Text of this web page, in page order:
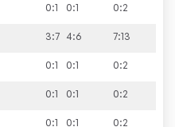
0:1 0:1 0:2
3:7 4:6 7:13
0:1 0:1 0:2
0:1 0:1 0:2
0:1 0:1 0:2